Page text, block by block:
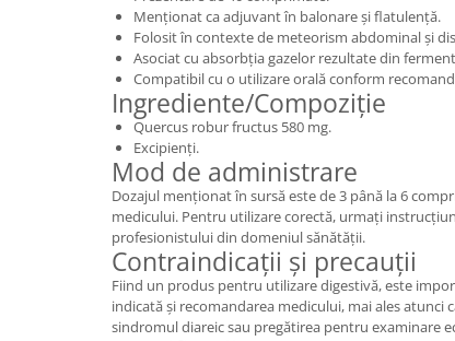
Menționat ca adjuvant în balonare și flatulență.
Folosit în contexte de meteorism abdominal și
Asociat cu absorbția gazelor rezultate din
Compatibil cu o utilizare orală conform
Ingrediente/Compoziție
Quercus robur fructus 580 mg.
Excipienți.
Mod de administrare
Dozajul menționat în sursă este de 3 până la 6
medicului. Pentru utilizare corectă, urmați
profesionistului din domeniul sănătății.
Contraindicații și precauții
Fiind un produs pentru utilizare digestivă, este
indicată și recomandarea medicului, mai ales atunci
sindromul diareic sau pregătirea pentru examinare